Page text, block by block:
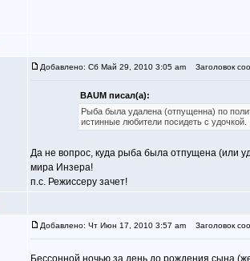
Добавлено: Сб Май 29, 2010 3:05 am Заголовок
BAUM писал(а):
Рыба была удалена (отпущенна) по
истинные любители посидеть с удочкой.
Да не вопрос, куда рыба была отпущена (или
мира Инзера!
п.с. Режиссеру зачет!
Добавлено: Чт Июн 17, 2010 3:57 am Заголовок
Бессонной ночью за день до рождения сына